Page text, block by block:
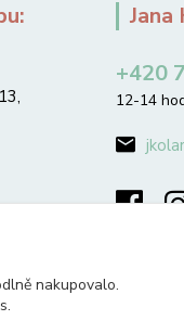
+420
12-14
nakupovalo.